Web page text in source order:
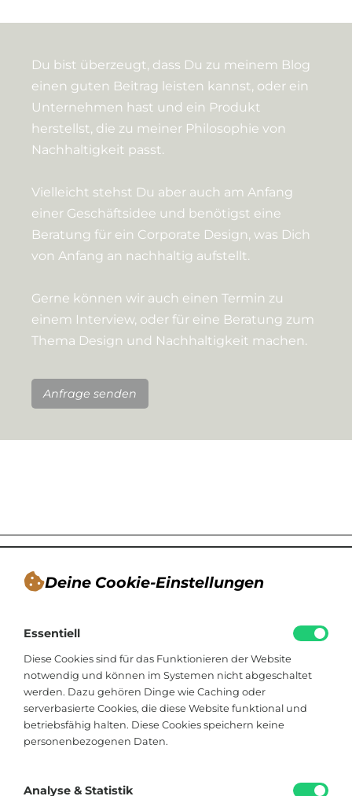
Deine Cookie-Einstellungen
Essentiell
Diese Cookies sind für das Funktionieren der Website
notwendig und können im Systemen nicht abgeschaltet
werden. Dazu gehören Dinge wie Caching oder
serverbasierte Cookies, die diese Website funktional und
betriebsfähig halten. Diese Cookies speichern keine
personenbezogenen Daten.
Analyse & Statistik
Du bist überzeugt, dass Du zu meinem Blog
einen guten Beitrag leisten kannst, oder ein
Unternehmen hast und ein Produkt
herstellst, die zu meiner Philosophie von
Nachhaltigkeit passt.
Vielleicht stehst Du aber auch am Anfang
einer Geschäftsidee und benötigst eine
Beratung für ein Corporate Design, was Dich
von Anfang an nachhaltig aufstellt.
Gerne können wir auch einen Termin zu
einem Interview, oder für eine Beratung zum
Thema Design und Nachhaltigkeit machen.
Anfrage senden
Blogger, Berater für nachhaltiges
Kommunikationsdesign, Catering
Viktoriastraße 48
33602 Bielefeld
hallo@soistfein.de